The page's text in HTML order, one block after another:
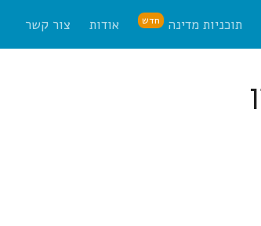
תוכניות מדינה חדש אודות צור קשר